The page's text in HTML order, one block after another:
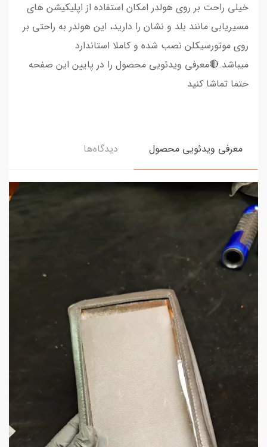
خیلی راحت بر روی هولدر امکان استفاده از اپلیکیشن های
مسیریابی مانند بلد و نشان را دارید، این هولدر به راحتی بر
روی موتورسیکلن نصب شده و کاملا استاندارد
میباشد.🔴معرفی ویدئویی محصول را در پایین این صفحه
حتما تماشا کنید
معرفی ویدئویی محصول دیدگاه‌ها